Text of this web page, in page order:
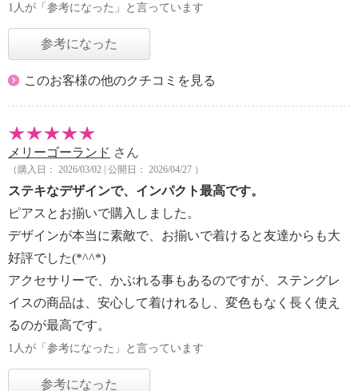
1人が「参考になった」と言っています
参考になった
このお客様の他のクチコミを見る
メリーゴーランド さん
（購入日： 2026/03/02 | 公開日： 2026/04/27 ）
ステキなデザインで、インパクト最高です。
ピアスとお揃いで購入しました。
デザインが本当に素敵で、お揃いで着けると友達からも大
好評でした(*^^*)
アクセサリーで、かぶれる事もあるのですが、ステングレ
イスの商品は、安心して着けれるし、変色もなく長く使え
るのが最高です。
1人が「参考になった」と言っています
参考になった